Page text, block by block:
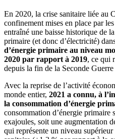
En 2020, la crise sanitaire liée au
confinement mises en place par
entraîné une baisse historique de
primaire (et donc d’électricité)
d’énergie primaire au niveau
2020 par rapport à 2019, ce qui
depuis la fin de la Seconde
Avec la reprise de l’activité
monde entier, 2021 a connu, à
la consommation d’énergie
consommation d’énergie primaire
exajoules, soit une augmentation
qui représente un niveau